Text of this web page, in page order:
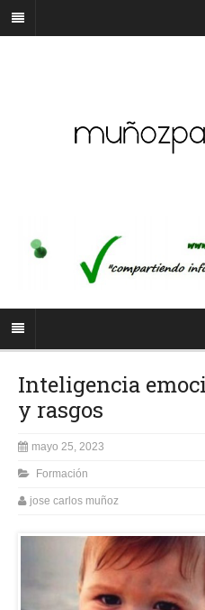
Inteligencia
y rasgos
mayo 25, 2023
Formación
jose carlos muñoz